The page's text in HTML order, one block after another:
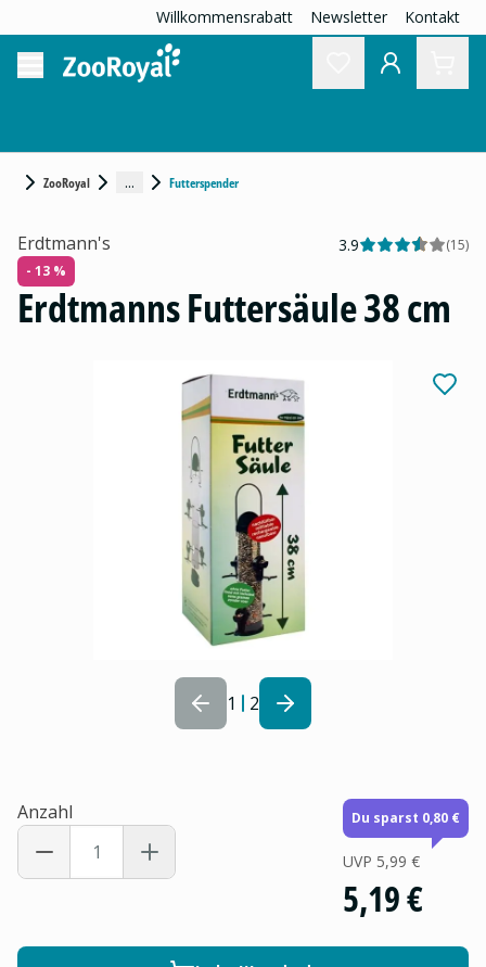
Willkommensrabatt Newsletter Kontakt
ZooRoyal ... Futterspender
1 2
Erdtmann's 3.9 (15)
- 13 %
Erdtmanns Futtersäule 38 cm
Anzahl Du sparst 0,80 €
UVP 5,99 €
5,19 €